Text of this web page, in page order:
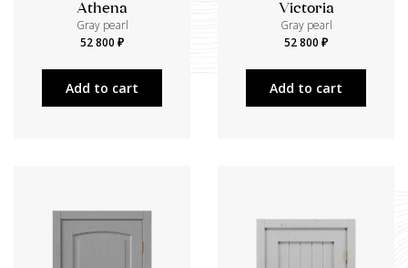
Athena
Gray pearl
52 800 ₽
Add to cart
Victoria
Gray pearl
52 800 ₽
Add to cart